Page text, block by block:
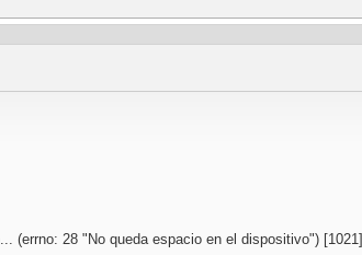
(errno: 28 "No queda espacio en el dispositivo") [1021]